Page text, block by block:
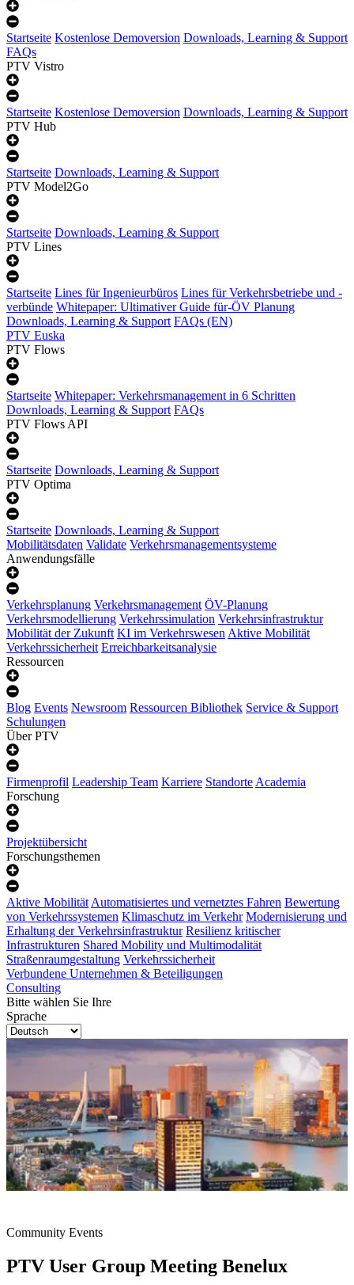
Startseite Kostenlose Demoversion Downloads, Learning & Support
FAQs
PTV Vistro
Startseite Kostenlose Demoversion Downloads, Learning & Support
PTV Hub
Startseite Downloads, Learning & Support
PTV Model2Go
Startseite Downloads, Learning & Support
PTV Lines
Startseite Lines für Ingenieurbüros Lines für Verkehrsbetriebe und -
verbünde Whitepaper: Ultimativer Guide für-ÖV Planung
Downloads, Learning & Support FAQs (EN)
PTV Euska
PTV Flows
Startseite Whitepaper: Verkehrsmanagement in 6 Schritten
Downloads, Learning & Support FAQs
PTV Flows API
Startseite Downloads, Learning & Support
PTV Optima
Startseite Downloads, Learning & Support
Mobilitätsdaten Validate Verkehrsmanagementsysteme
Anwendungsfälle
Verkehrsplanung Verkehrsmanagement ÖV-Planung
Verkehrsmodellierung Verkehrssimulation Verkehrsinfrastruktur
Mobilität der Zukunft KI im VerkehrswesenAktive Mobilität
Verkehrssicherheit Erreichbarkeitsanalysie
Ressourcen
Blog Events Newsroom Ressourcen Bibliothek Service & Support
Schulungen
Über PTV
Firmenprofil Leadership Team Karriere StandorteAcademia
Forschung
Projektübersicht
Forschungsthemen
Aktive MobilitätAutomatisiertes und vernetztes Fahren Bewertung
von Verkehrssystemen Klimaschutz im Verkehr Modernisierung und
Erhaltung der Verkehrsinfrastruktur Resilienz kritischer
Infrastrukturen Shared Mobility und Multimodalität
Straßenraumgestaltung Verkehrssicherheit
Verbundene Unternehmen & Beteiligungen
Consulting
Bitte wählen Sie Ihre
Sprache
Community Events
PTV User Group Meeting Benelux